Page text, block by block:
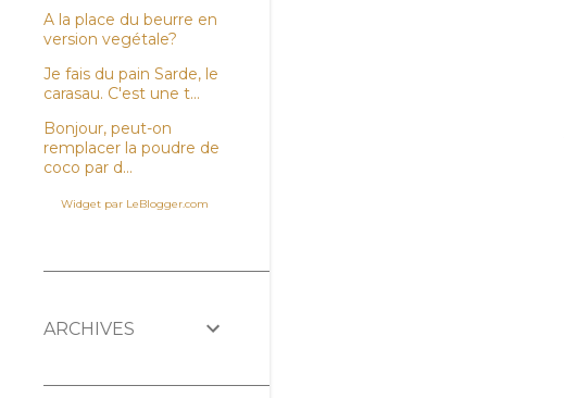
A la place du beurre en
version vegétale?
Je fais du pain Sarde, le
carasau. C'est une t...
Bonjour, peut-on
remplacer la poudre de
coco par d...
Widget par LeBlogger.com
ARCHIVES